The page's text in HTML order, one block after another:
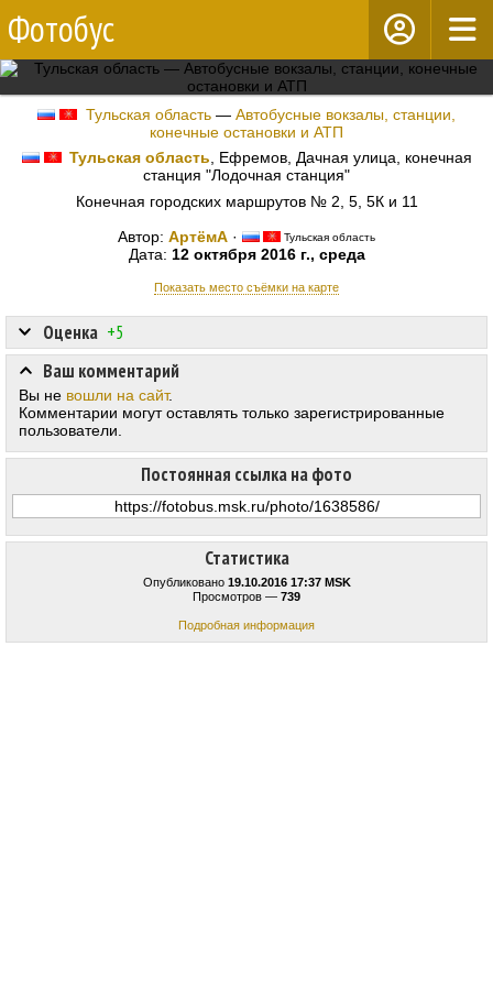
Фотобус
Тульская область — Автобусные вокзалы, станции,
конечные остановки и АТП
Тульская область , Ефремов, Дачная улица, конечная
станция "Лодочная станция"
Конечная городских маршрутов № 2, 5, 5К и 11
Автор: АртёмА · Тульская область
Дата: 12 октября 2016 г., среда
Показать место съёмки на карте
Статистика
Опубликовано 19.10.2016 17:37 MSK
Просмотров — 739
Подробная информация
Оценка +5
Постоянная ссылка на фото
Ваш комментарий
Вы не вошли на сайт.
Комментарии могут оставлять только зарегистрированные
пользователи.